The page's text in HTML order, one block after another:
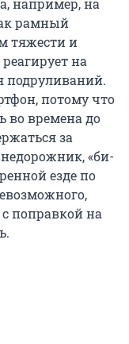
например, на
рамный
тяжести и
на
подруливаний.
потому что
во времена до
за
«би-
езде по
с поправкой на